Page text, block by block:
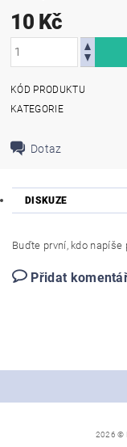
10 Kč
KÓD PRODUKTU
KATEGORIE
Dotaz
DISKUZE
Buďte první, kdo napíše
Přidat
2026 ©